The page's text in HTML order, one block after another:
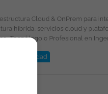
(Windows Server y
Seguridad